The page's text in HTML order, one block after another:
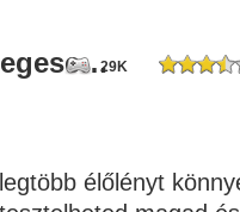
Ismerd fel a legkülönlegesebb állatokat!29K
élőlényt